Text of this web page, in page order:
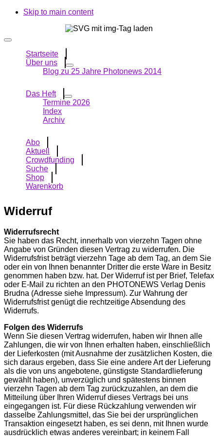
Skip to main content
Startseite
Über uns
Blog zu 25 Jahre Photonews 2014
Das Heft
Termine 2026
Index
Archiv
Abo
Aktuell
Crowdfunding
Suche
Shop
Warenkorb
Widerruf
Widerrufsrecht
Sie haben das Recht, innerhalb von vierzehn Tagen ohne
Angabe von Gründen diesen Vertrag zu widerrufen. Die
Widerrufsfrist beträgt vierzehn Tage ab dem Tag, an dem Sie
oder ein von Ihnen benannter Dritter die erste Ware in Besitz
genommen haben bzw. hat. Der Widerruf ist per Brief, Telefax
oder E-Mail zu richten an den PHOTONEWS Verlag Denis
Brudna (Adresse siehe Impressum). Zur Wahrung der
Widerrufsfrist genügt die rechtzeitige Absendung des
Widerrufs.
Folgen des Widerrufs
Wenn Sie diesen Vertrag widerrufen, haben wir Ihnen alle
Zahlungen, die wir von Ihnen erhalten haben, einschließlich
der Lieferkosten (mit Ausnahme der zusätzlichen Kosten, die
sich daraus ergeben, dass Sie eine andere Art der Lieferung
als die von uns angebotene, günstigste Standardlieferung
gewählt haben), unverzüglich und spätestens binnen
vierzehn Tagen ab dem Tag zurückzuzahlen, an dem die
Mitteilung über Ihren Widerruf dieses Vertrags bei uns
eingegangen ist. Für diese Rückzahlung verwenden wir
dasselbe Zahlungsmittel, das Sie bei der ursprünglichen
Transaktion eingesetzt haben, es sei denn, mit Ihnen wurde
ausdrücklich etwas anderes vereinbart; in keinem Fall